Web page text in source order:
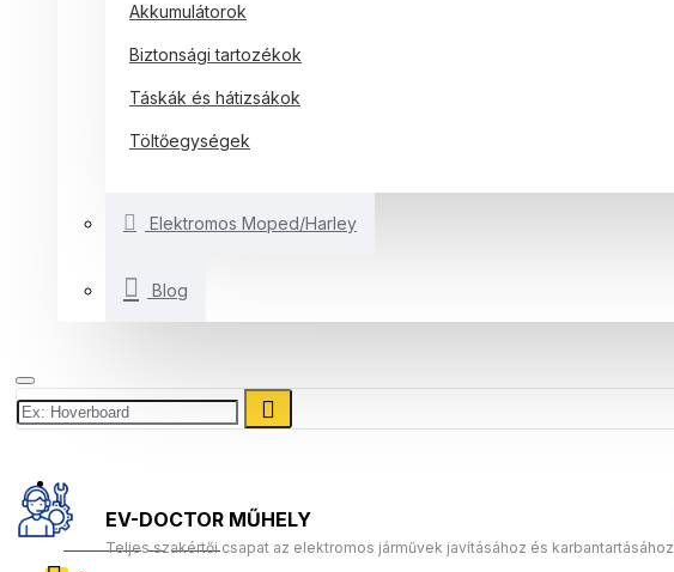
Akkumulátorok
Biztonsági tartozékok
Táskák és hátizsákok
Töltőegységek
Elektromos Moped/Harley
Blog
0 Termék(ek) - 0 Ft
EV-DOCTOR MŰHELY
Teljes szakértői csapat az elektromos járművek javításához és karbantartásához